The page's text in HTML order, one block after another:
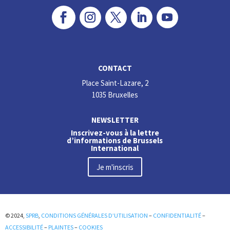
CONTACT
Place Saint-Lazare, 2
1035 Bruxelles
NEWSLETTER
Inscrivez-vous à la lettre
d’informations de Brussels
International
Je m'inscris
© 2024, SPRB, CONDITIONS GÉNÉRALES D’UTILISATION – CONFIDENTIALITÉ–
ACCESSIBILITÉ– PLAINTES– COOKIES